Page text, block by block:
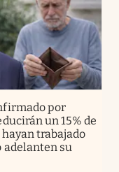
por
un 15% de
trabajado
adelanten su